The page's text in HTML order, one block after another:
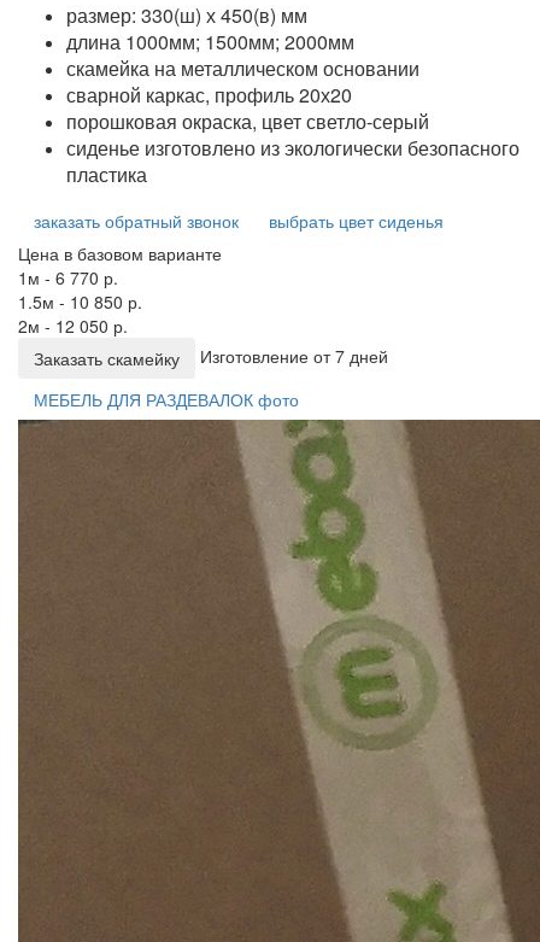
размер: 330(ш) х 450(в) мм
длина 1000мм; 1500мм; 2000мм
скамейка на металлическом основании
сварной каркас, профиль 20х20
порошковая окраска, цвет светло-серый
сиденье изготовлено из экологически безопасного
пластика
заказать обратный звонок
выбрать цвет сиденья
Цена в базовом варианте
1м - 6 770 р.
1.5м - 10 850 р.
2м - 12 050 р.
Заказать скамейку
Изготовление от 7 дней
МЕБЕЛЬ ДЛЯ РАЗДЕВАЛОК фото